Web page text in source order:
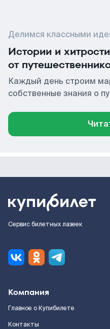
Делимся классными
Истории и хитрости
от
Каждый день строим
собственные знания о
Сервис билетных лазеек
Компания
Главное о Купибилете
Контакты